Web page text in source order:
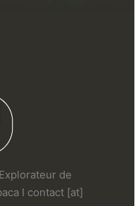
de
I contact [at]